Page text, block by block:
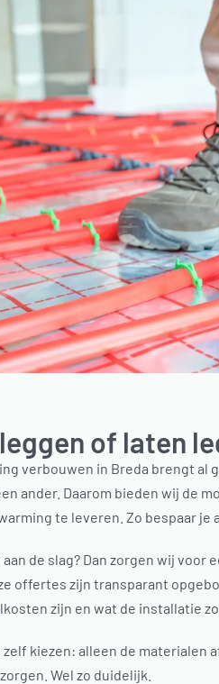
of laten
verbouwen in Breda brengt al
ander. Daarom bieden wij de
te leveren. Zo bespaar je
aan de slag? Dan zorgen wij
offertes zijn transparant
zijn en wat de installatie
zelf kiezen: alleen de materialen
Wel zo duidelijk.